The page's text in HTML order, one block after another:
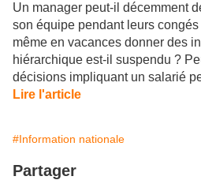
Un manager peut-il décemment
son équipe pendant leurs
même en vacances donner des
hiérarchique est-il suspendu ?
décisions impliquant un salarié
Lire l'article
#Information nationale
Partager